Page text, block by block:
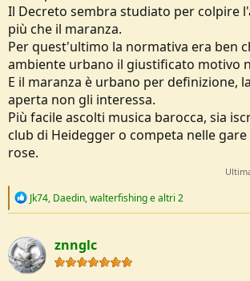
a farsi un'idea di chi avete davanti. Ascoltate le
poi decidete se rovinargli la vita o lasciar
del buonsenso delle FF.OO . Tutto sommato è
anni migliorato e , nel contesto sociale attuale,
distinguibile un maranza o simile in borghese da
Forse è per una certa fiducia nelle capacità delle
a dimenticarmi o sottovalutare di avere una
Il Decreto sembra studiato per colpire
più che il maranza.
Per quest'ultimo la normativa era ben
ambiente urbano il giustificato motivo
E il maranza è urbano per definizione,
aperta non gli interessa.
Più facile ascolti musica barocca, sia
club di Heidegger o competa nelle
rose.
R
c
t
i
o
Jk74, Daedin,walterfishinge altri 2
znnglc